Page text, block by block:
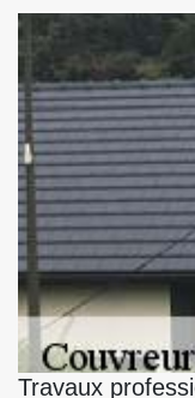
Travaux